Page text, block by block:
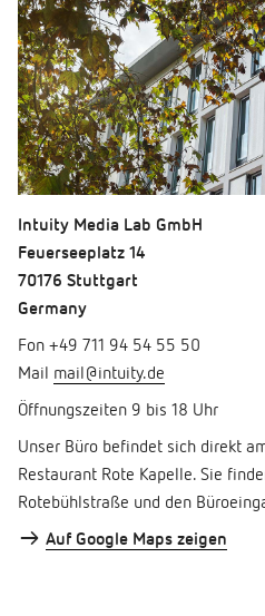
Intuity Media Lab GmbH
Feuerseeplatz 14
70176 Stuttgart
Germany
Fon +49 711 94 54 55 50
Mail mail@intuity.de
Öffnungszeiten 9 bis 18 Uhr
Unser Büro befindet sich direkt
Restaurant Rote Kapelle. Sie
Rotebühlstraße und den
→ Auf Google Maps zeigen